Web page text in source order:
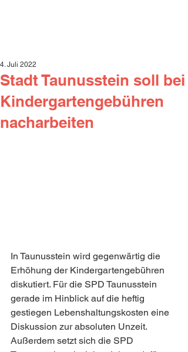
Stadt Taunusstein soll bei
Kindergartengebühren
nacharbeiten
4. Juli 2022
In Taunusstein wird gegenwärtig die
Erhöhung der Kindergartengebühren
diskutiert. Für die SPD Taunusstein
gerade im Hinblick auf die heftig
gestiegen Lebenshaltungskosten eine
Diskussion zur absoluten Unzeit.
Außerdem setzt sich die SPD